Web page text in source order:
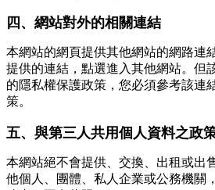
四、網站對外的相關連結
本網站的網頁提供其他網站的網路連
提供的連結，點選進入其他網站。但
的隱私權保護政策，您必須參考該連
策。
五、與第三人共用個人資料之政
本網站絕不會提供、交換、出租或出
他個人、團體、私人企業或公務機關